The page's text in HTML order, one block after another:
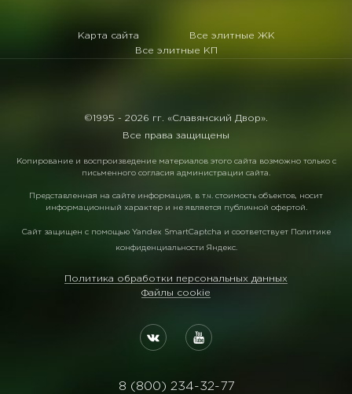
Карта сайта
Все элитные ЖК
Все элитные КП
©1995 - 2026 гг. «Славянский Двор».
Все права защищены
Копирование и воспроизведение материалов этого сайта возможно только с
письменного согласия администрации сайта.
Представленная на сайте информация, в т.ч. стоимость объектов, носит
информационный характер и не является публичной офертой.
Сайт защищен с помощью Yandex SmartCaptcha и соответствует Политике
конфиденциальности Яндекс.
Политика обработки персональных данных
Файлы cookie
8 (800) 234-32-77